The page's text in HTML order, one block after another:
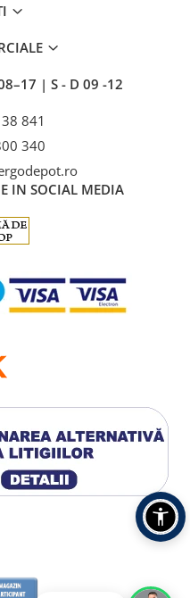
| S - D 09 -12
841
340
IN SOCIAL MEDIA